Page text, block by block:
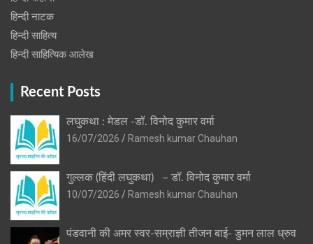
हिन्‍दी नाटक
हिन्दी साहित्य
हिन्दी साहित्यिक आलेख
Recent Posts
लघुकथा : मेडल -डॉ. विनोद कुमार वर्मा
16/07/2026
Ramesh kumar Chauhan
गुल्लक (हिंदी लघुकथा) – डॉ. विनोद कुमार वर्मा
10/07/2026
Ramesh kumar Chauhan
पंडवानी की अमर स्वर-सम्राज्ञी तीजन बाई- डुमन लाल ध्रुव